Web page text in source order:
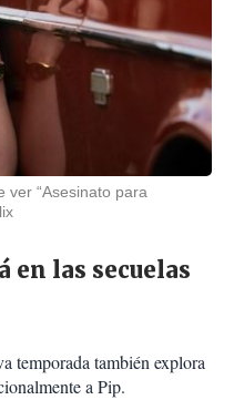
ver “Asesinato para
en las secuelas
temporada también explora
a Pip.